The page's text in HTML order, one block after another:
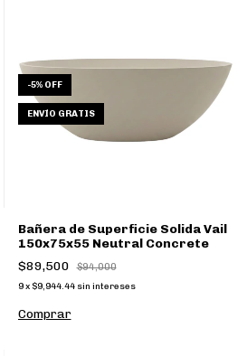
-5% OFF
ENVÍO GRATIS
Bañera de Superficie Solida Vail
150x75x55 Neutral Concrete
$89,500
$94,000
9 x $9,944.44 sin intereses
Comprar